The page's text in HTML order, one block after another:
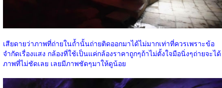
เสียดายว่าภาพที่ถ่ายในถ้ำนั้นถ่ายติดออกมาได้ไม่มากเท่าที่ควรเพราะข้อ
จำกัดเรื่องแสง กล้องที่ใช้เป็นแค่กล้องราคาถูกๆถ้าไม่ตั้งใจมือนิ่งๆถ่ายจะได้
ภาพที่ไม่ชัดเลย เลยมีภาพชัดๆมาให้ดูน้อย